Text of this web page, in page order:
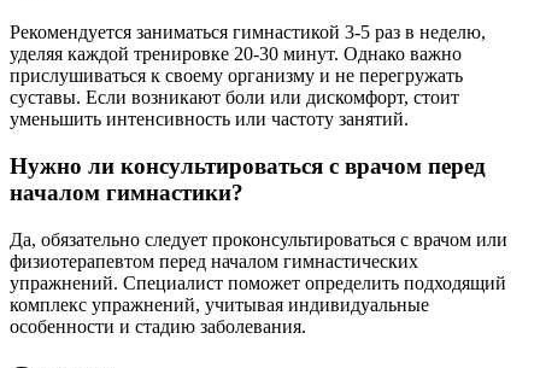
Рекомендуется заниматься гимнастикой 3-5 раз в неделю,
уделяя каждой тренировке 20-30 минут. Однако важно
прислушиваться к своему организму и не перегружать
суставы. Если возникают боли или дискомфорт, стоит
уменьшить интенсивность или частоту занятий.
Нужно ли консультироваться с врачом перед
началом гимнастики?
Да, обязательно следует проконсультироваться с врачом или
физиотерапевтом перед началом гимнастических
упражнений. Специалист поможет определить подходящий
комплекс упражнений, учитывая индивидуальные
особенности и стадию заболевания.